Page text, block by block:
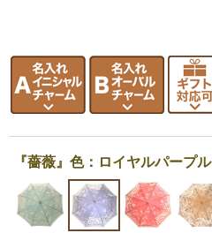
『薔薇』色：ロイヤルパープル